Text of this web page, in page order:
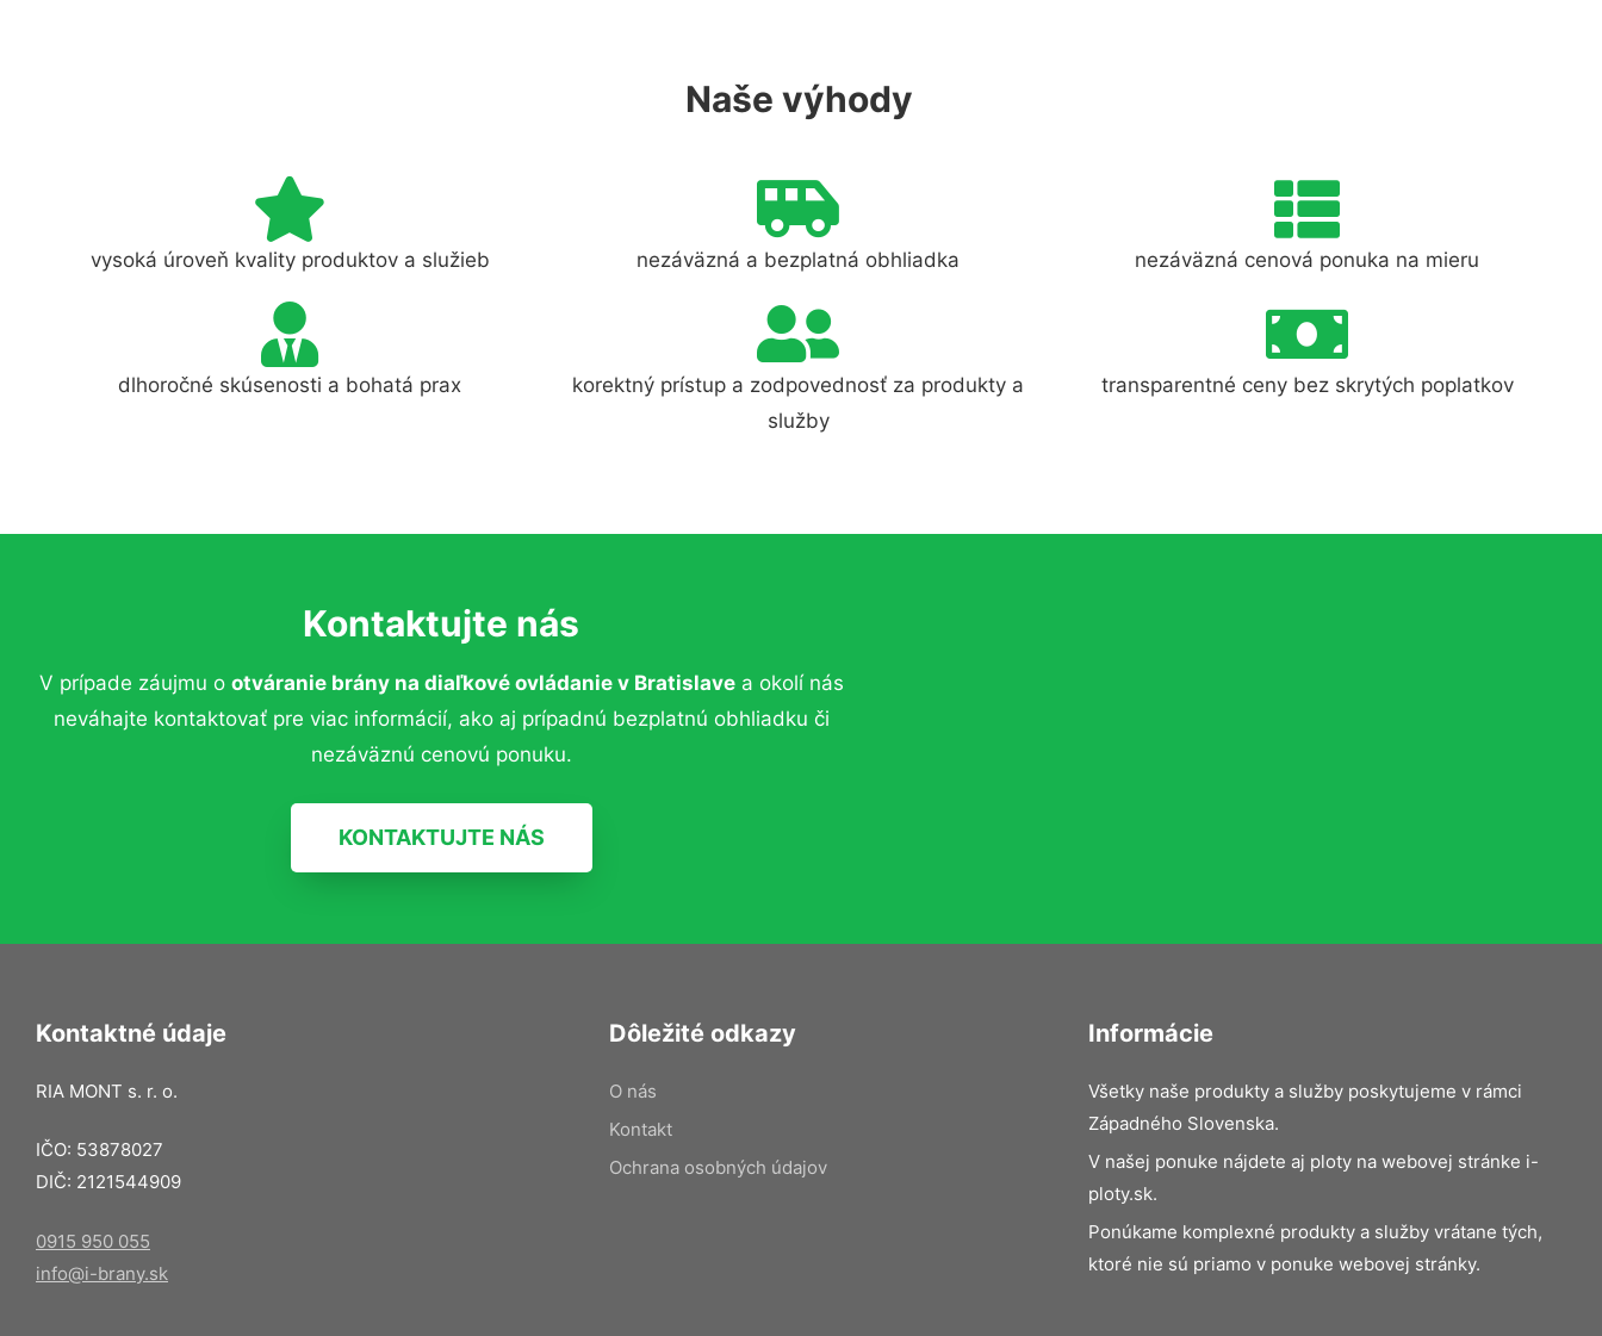
Naše výhody
vysoká úroveň kvality produktov a služieb nezáväzná a bezplatná obhliadka nezáväzná cenová ponuka na mieru
dlhoročné skúsenosti a bohatá prax
korektný prístup a zodpovednosť za produkty a
služby
transparentné ceny bez skrytých poplatkov
Kontaktujte nás
V prípade záujmu o otváranie brány na diaľkové ovládaniev Bratislavea okolí nás
neváhajte kontaktovať pre viac informácií, ako aj prípadnú bezplatnú obhliadku či
nezáväznú cenovú ponuku.
KONTAKTUJTE NÁS
Kontaktné údaje
RIA MONT s. r. o.
IČO: 53878027
DIČ: 2121544909
0915 950 055
info@i-brany.sk
Dôležité odkazy
O nás
Kontakt
Ochrana osobných údajov
Informácie
Všetky naše produkty a služby poskytujeme v rámci
Západného Slovenska.
V našej ponuke nájdete aj ploty na webovej stránke i-
ploty.sk.
Ponúkame komplexné produkty a služby vrátane tých,
ktoré nie sú priamo v ponuke webovej stránky.